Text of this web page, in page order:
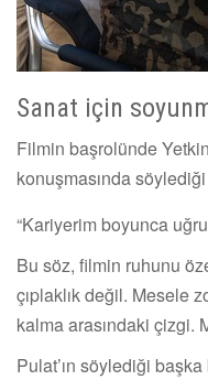
Sanat için
Filmin başrolünde
konuşmasında
“Kariyerim boyunca
Bu söz, filmin ruhunu
çıplaklık değil. Mesele
kalma arasındaki çizgi.
Pulat’ın söylediği